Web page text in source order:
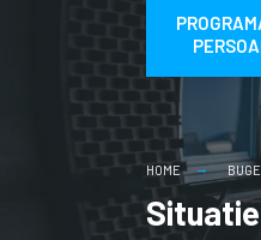
HOME